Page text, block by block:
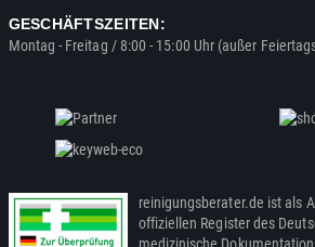
GESCHÄFTSZEITEN:
Montag - Freitag / 8:00 - 15:00 Uhr (außer
reinigungsberater.de ist als
offiziellen Register des
medizinische